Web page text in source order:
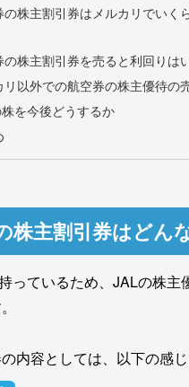
の株主割引券はメルカリでいく
の株主割引券を売ると利回りは
リ以外での航空券の株主優待の
を今後どうするか
株主割引券はどん
っているため、JALの株主
内容としては、以下の感じ